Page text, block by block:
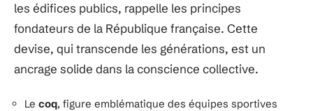
les édifices publics, rappelle les principes
fondateurs de la République française. Cette
devise, qui transcende les générations, est un
ancrage solide dans la conscience collective.
Le coq, figure emblématique des équipes sportives